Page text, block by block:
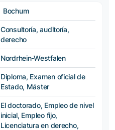
Bochum
Consultoría, auditoría,
derecho
Nordrhein-Westfalen
Diploma, Examen oficial de
Estado, Máster
El doctorado, Empleo de nivel
inicial, Empleo fijo,
Licenciatura en derecho,